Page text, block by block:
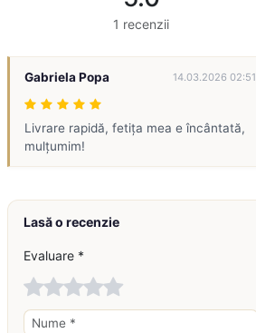
1 recenzii
Gabriela Popa 14.03.2026 02:51
Livrare rapidă, fetița mea e încântată,
mulțumim!
Lasă o recenzie
Evaluare *